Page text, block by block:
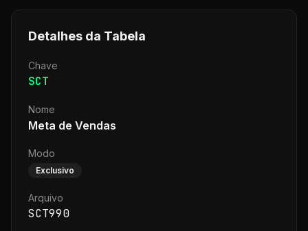
Detalhes da Tabela
Chave
SCT
Nome
Meta de Vendas
Modo
Exclusivo
Arquivo
SCT990